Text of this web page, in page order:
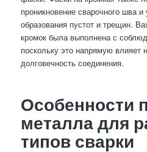
проникновение сварочного шва
образования пустот и трещин.
кромок была выполнена с
поскольку это напрямую влияет
долговечность соединения.
Особенности
металла для
типов сварки